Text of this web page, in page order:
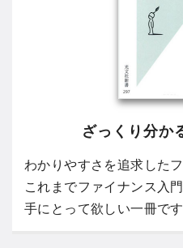
ざっくり分か
わかりやすさを追求した
これまでファイナンス入
手にとって欲しい一冊で